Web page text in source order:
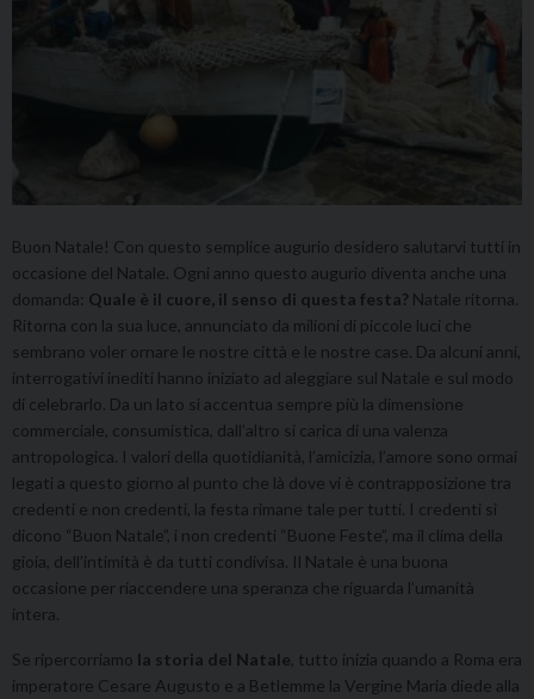
Buon Natale! Con questo semplice augurio desidero salutarvi tutti in
occasione del Natale. Ogni anno questo augurio diventa anche una
domanda: Quale è il cuore, il senso di questa festa? Natale ritorna.
Ritorna con la sua luce, annunciato da milioni di piccole luci che
sembrano voler ornare le nostre città e le nostre case. Da alcuni anni,
interrogativi inediti hanno iniziato ad aleggiare sul Natale e sul modo
di celebrarlo. Da un lato si accentua sempre più la dimensione
commerciale, consumistica, dall’altro si carica di una valenza
antropologica. I valori della quotidianità, l’amicizia, l’amore sono ormai
legati a questo giorno al punto che là dove vi è contrapposizione tra
credenti e non credenti, la festa rimane tale per tutti. I credenti si
dicono “Buon Natale”, i non credenti “Buone Feste”, ma il clima della
gioia, dell’intimità è da tutti condivisa. Il Natale è una buona
occasione per riaccendere una speranza che riguarda l’umanità
intera.
Se ripercorriamo la storia del Natale , tutto inizia quando a Roma era
imperatore Cesare Augusto e a Betlemme la Vergine Maria diede alla